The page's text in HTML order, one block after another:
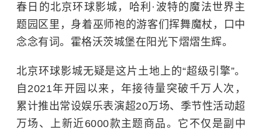
春日的北京环球影城，哈利·波特的魔法世界主
题园区里，身着巫师袍的游客们挥舞魔杖，口中
念念有词。霍格沃茨城堡在阳光下熠熠生辉。
北京环球影城无疑是这片土地上的“超级引擎”。
自2021年开园以来，年接待量突破千万人次，
累计推出常设娱乐表演超20万场、季节性活动超
万场、上新近6000款主题商品。它不仅是副中